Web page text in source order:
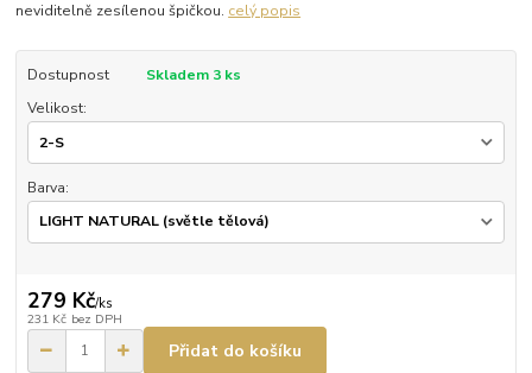
neviditelně zesílenou špičkou. celý popis
Dostupnost
Skladem 3 ks
Velikost:
Barva:
279 Kč/ks
231 Kč bez DPH
Přidat do košíku